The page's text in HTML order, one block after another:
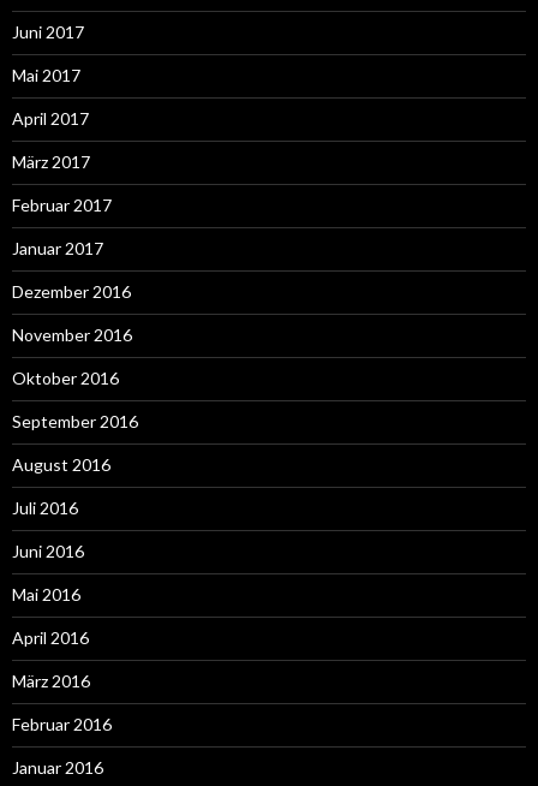
Juni 2017
Mai 2017
April 2017
März 2017
Februar 2017
Januar 2017
Dezember 2016
November 2016
Oktober 2016
September 2016
August 2016
Juli 2016
Juni 2016
Mai 2016
April 2016
März 2016
Februar 2016
Januar 2016